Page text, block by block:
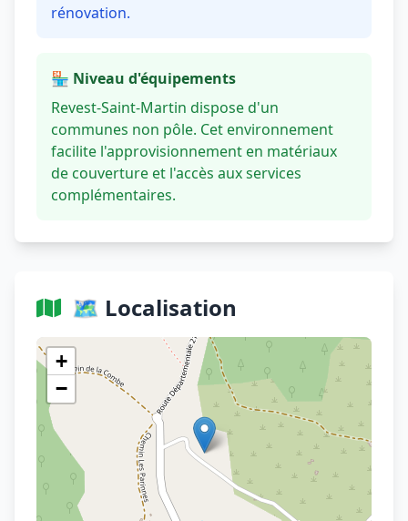
rénovation.
🏪 Niveau d'équipements
Revest-Saint-Martin dispose d'un
communes non pôle. Cet environnement
facilite l'approvisionnement en matériaux
de couverture et l'accès aux services
complémentaires.
🗺️ Localisation
+
−
Voir sur OpenStreetMap